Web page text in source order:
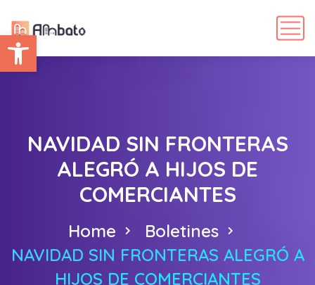
Abrir barra de herramientas
NAVIDAD SIN FRONTERAS
ALEGRÓ A HIJOS DE
COMERCIANTES
Home
Boletines
NAVIDAD SIN FRONTERAS ALEGRÓ A
HIJOS DE COMERCIANTES